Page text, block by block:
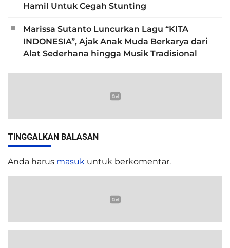
Hamil Untuk Cegah Stunting
Marissa Sutanto Luncurkan Lagu “KITA
INDONESIA”, Ajak Anak Muda Berkarya dari
Alat Sederhana hingga Musik Tradisional
TINGGALKAN BALASAN
Anda harus masuk untuk berkomentar.